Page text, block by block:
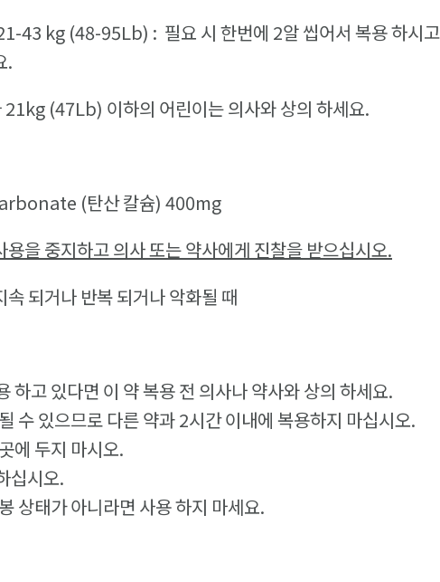
43 kg (48-95Lb) : 필요 시 한번에 2알 씹어서 복용 하시
.
21kg (47Lb) 이하의 어린이는 의사와 상의 하세요.
(탄산 칼슘) 400mg
용을 중지하고 의사 또는 약사에게 진찰을 받으십시오.
속 되거나 반복 되거나 악화될 때
하고 있다면 이 약 복용 전 의사나 약사와 상의 하세요.
수 있으므로 다른 약과 2시간 이내에 복용하지 마십시오.
에 두지 마시오.
십시오.
상태가 아니라면 사용 하지 마세요.